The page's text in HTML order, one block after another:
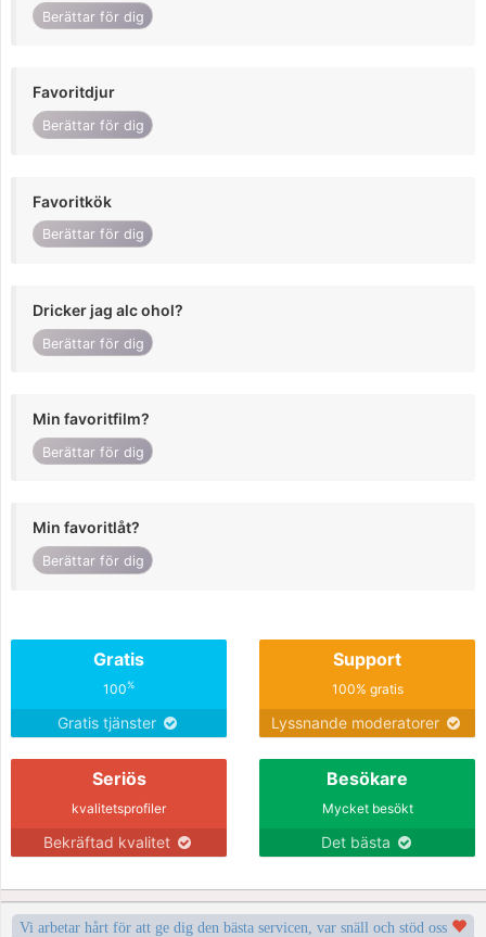
Berättar för dig
Favoritdjur
Berättar för dig
Favoritkök
Berättar för dig
Dricker jag alc ohol?
Berättar för dig
Min favoritfilm?
Berättar för dig
Min favoritlåt?
Berättar för dig
Gratis
100%
Gratis tjänster
Support
100% gratis
Lyssnande moderatorer
Seriös
kvalitetsprofiler
Bekräftad kvalitet
Besökare
Mycket besökt
Det bästa
Vi arbetar hårt för att ge dig den bästa servicen, var snäll och stöd oss